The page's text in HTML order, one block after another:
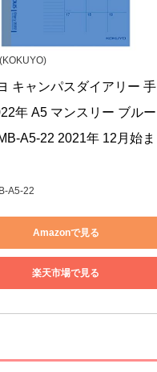
キャンパスダイアリー 手
年 A5 マンスリー ブルー
A5-22 2021年 12月始ま
A5-22
Amazonで見る
楽天市場で見る